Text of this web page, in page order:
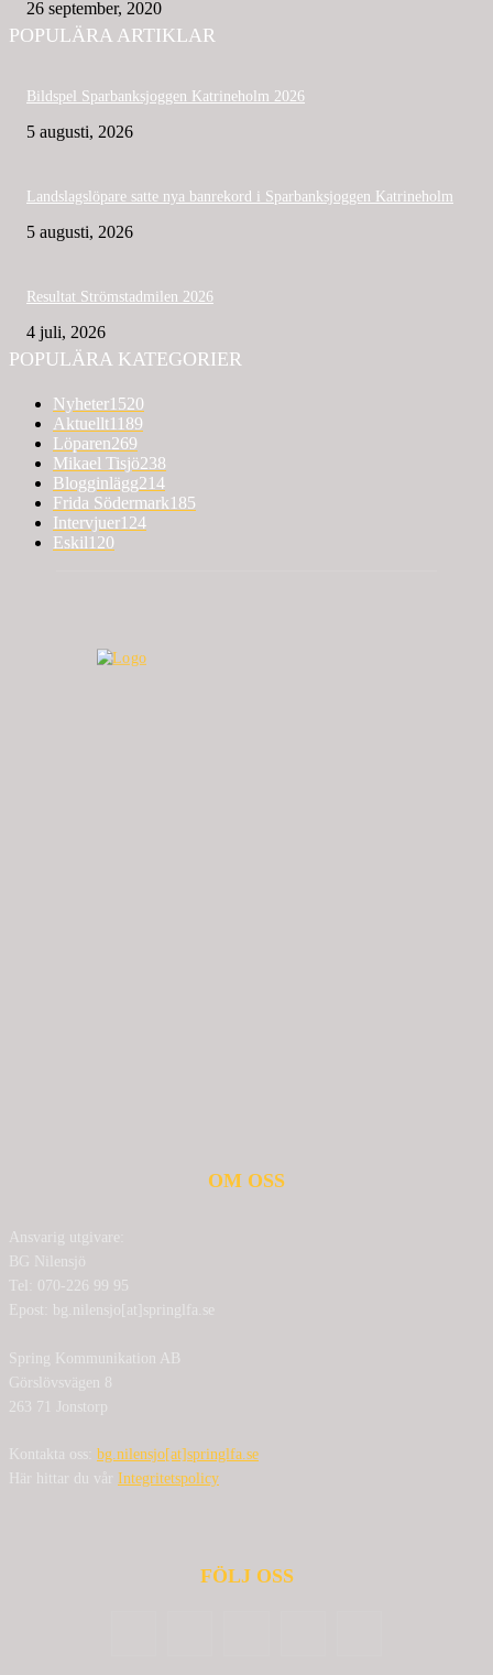
26 september, 2020
POPULÄRA ARTIKLAR
Bildspel Sparbanksjoggen Katrineholm 2026
5 augusti, 2026
Landslagslöpare satte nya banrekord i Sparbanksjoggen Katrineholm
5 augusti, 2026
Resultat Strömstadmilen 2026
4 juli, 2026
POPULÄRA KATEGORIER
Nyheter1520
Aktuellt1189
Löparen269
Mikael Tisjö238
Blogginlägg214
Frida Södermark185
Intervjuer124
Eskil120
OM OSS
Ansvarig utgivare:
BG Nilensjö
Tel: 070-226 99 95
Epost: bg.nilensjo[at]springlfa.se
Spring Kommunikation AB
Görslövsvägen 8
263 71 Jonstorp
Kontakta oss: bg.nilensjo[at]springlfa.se
Här hittar du vår Integritetspolicy
FÖLJ OSS